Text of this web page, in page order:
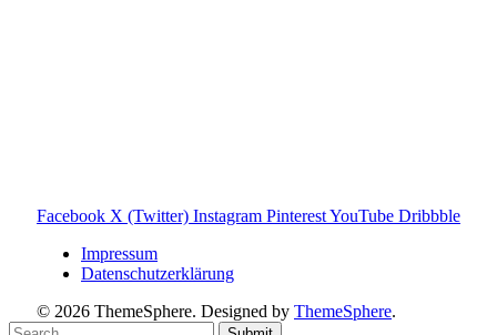
Facebook X (Twitter) Instagram PinterestYouTube Dribbble
Impressum
Datenschutzerklärung
© 2026 ThemeSphere. Designed by ThemeSphere.